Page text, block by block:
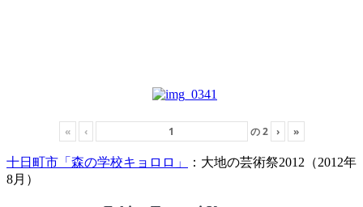
« ‹ の2 › »
十日町市「森の学校キョロロ」
：大地の芸術祭2012（2012年
8月）